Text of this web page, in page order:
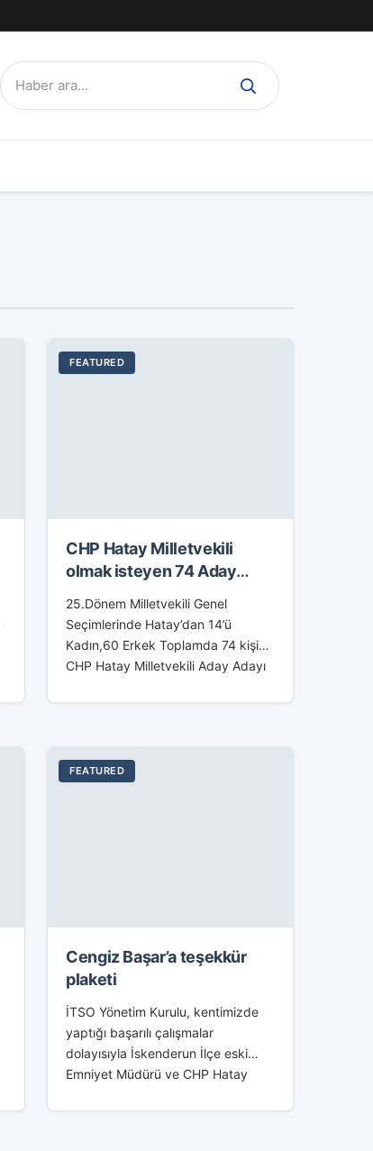
Ara:
FEATURED
CHP Hatay Milletvekili
olmak isteyen 74 Aday
25.Dönem Milletvekili Genel
Seçimlerinde Hatay’dan 14’ü
Kadın,60 Erkek Toplamda 74 kişi
CHP Hatay Milletvekili Aday Adayı
CHP Hatay Milletvekili olmak
FEATURED
Cengiz Başar’a teşekkür
plaketi
İTSO Yönetim Kurulu, kentimizde
yaptığı başarılı çalışmalar
dolayısıyla İskenderun İlçe eski
Emniyet Müdürü ve CHP Hatay
Başar’a plaket takdim etti. Sivil